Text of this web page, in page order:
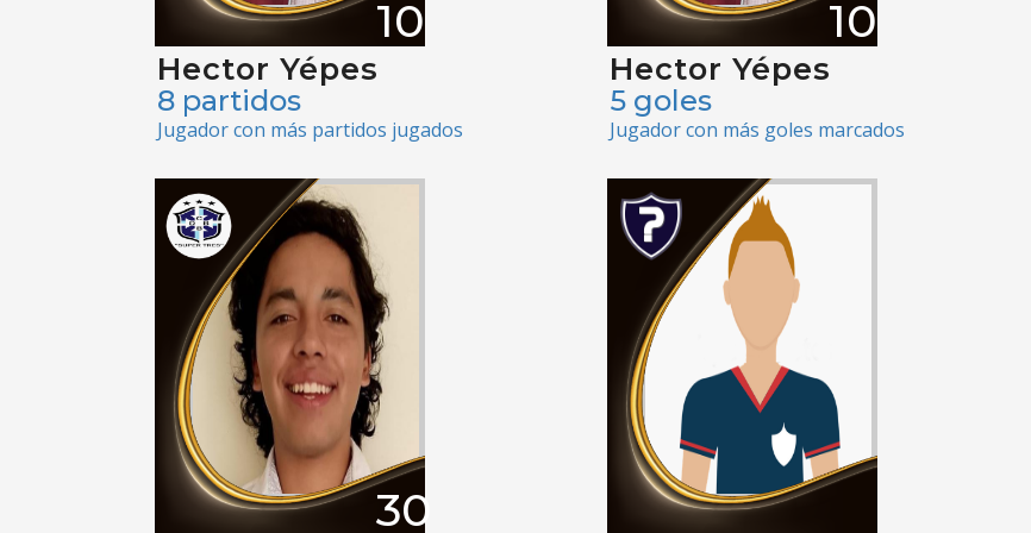
10
Hector Yépes
8 partidos
Jugador con más partidos jugados
10
Hector Yépes
5 goles
Jugador con más goles marcados
30